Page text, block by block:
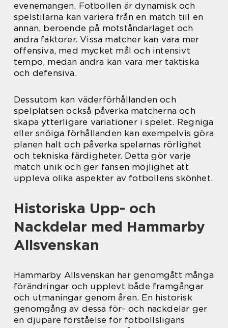
evenemangen. Fotbollen är dynamisk och
spelstilarna kan variera från en match till en
annan, beroende på motståndarlaget och
andra faktorer. Vissa matcher kan vara mer
offensiva, med mycket mål och intensivt
tempo, medan andra kan vara mer taktiska
och defensiva.
Dessutom kan väderförhållanden och
spelplatsen också påverka matcherna och
skapa ytterligare variationer i spelet. Regniga
eller snöiga förhållanden kan exempelvis göra
planen halt och påverka spelarnas rörlighet
och tekniska färdigheter. Detta gör varje
match unik och ger fansen möjlighet att
uppleva olika aspekter av fotbollens skönhet.
Historiska Upp- och
Nackdelar med Hammarby
Allsvenskan
Hammarby Allsvenskan har genomgått många
förändringar och upplevt både framgångar
och utmaningar genom åren. En historisk
genomgång av dessa för- och nackdelar ger
en djupare förståelse för fotbollsligans